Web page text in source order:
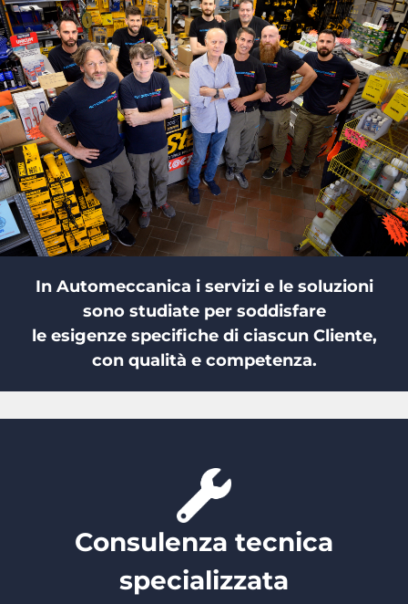
In Automeccanica i servizi e le soluzioni
sono studiate per soddisfare
le esigenze specifiche di ciascun Cliente,
con qualità e competenza.
Consulenza tecnica
specializzata